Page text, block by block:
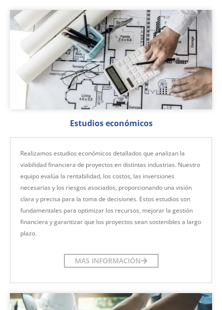
Estudios económicos
Realizamos estudios económicos detallados que analizan la
viabilidad financiera de proyectos en distintas industrias. Nuestro
equipo evalúa la rentabilidad, los costos, las inversiones
necesarias y los riesgos asociados, proporcionando una visión
clara y precisa para la toma de decisiones. Estos estudios son
fundamentales para optimizar los recursos, mejorar la gestión
financiera y garantizar que los proyectos sean sostenibles a largo
plazo.
MAS INFORMACIÓN